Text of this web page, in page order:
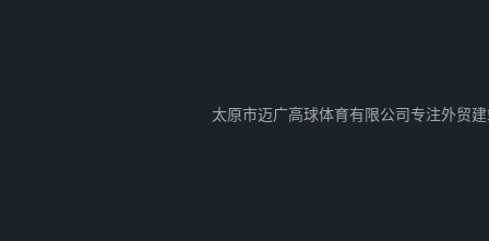
太原市迈广高球体育有限公司专注外贸